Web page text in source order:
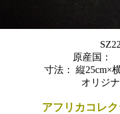
原産国
寸法： 縦25cm×
オリジ
アフリカコレ